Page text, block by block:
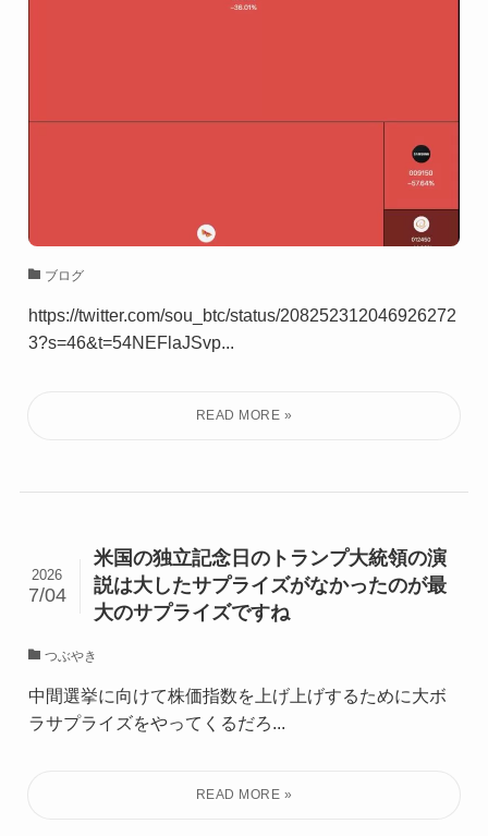
ブログ
https://twitter.com/sou_btc/status/208252312046926272
3?s=46&t=54NEFlaJSvp...
米国の独立記念日のトランプ大統領の演
説は大したサプライズがなかったのが最
大のサプライズですね
2026
7/04
つぶやき
中間選挙に向けて株価指数を上げ上げするために大ボ
ラサプライズをやってくるだろ...